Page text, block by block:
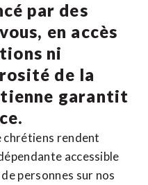
par des
en accès
ni
de la
garantit
chrétiens rendent
accessible
personnes sur nos